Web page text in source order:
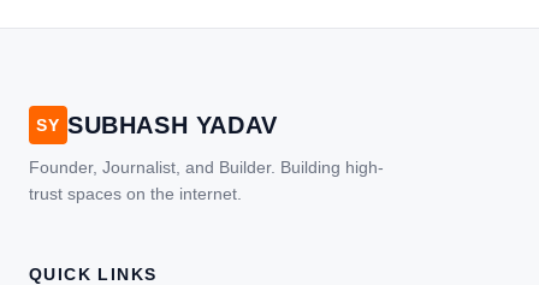
SY SUBHASH YADAV
Founder, Journalist, and Builder. Building high-
trust spaces on the internet.
QUICK LINKS